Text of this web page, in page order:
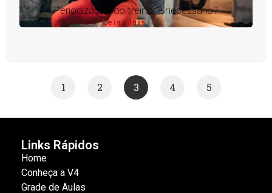
Periodização do treino: é necessário?
Leia Mais
1 2 3 4 5
Links Rápidos
Home
Conheça a V4
Grade de Aulas